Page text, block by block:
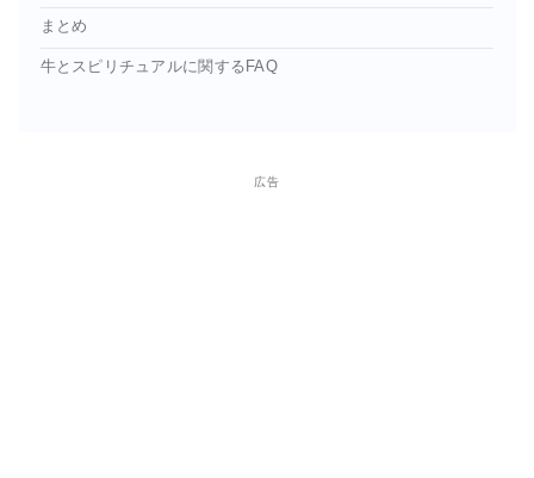
まとめ
牛とスピリチュアルに関するFAQ
広告